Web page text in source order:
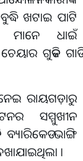
ଖଟାଇ ପାଟି
ମାନେ ଧାଇଁ
ଗୁଡିକ ଗାଡି
ରାୟଗଡ଼ାରୁ
ସମ୍ମୁଖୀନ
ଭାଙ୍ଗି
।